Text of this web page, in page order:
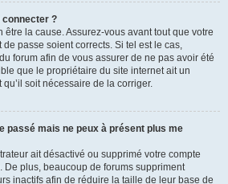
connecter ?
être la cause. Assurez-vous avant tout que votre
de passe soient corrects. Si tel est le cas,
forum afin de vous assurer de ne pas avoir été
que le propriétaire du site internet ait un
soit nécessaire de la corriger.
passé mais ne peux à présent plus me
ait désactivé ou supprimé votre compte
plus, beaucoup de forums suppriment
inactifs afin de réduire la taille de leur base de